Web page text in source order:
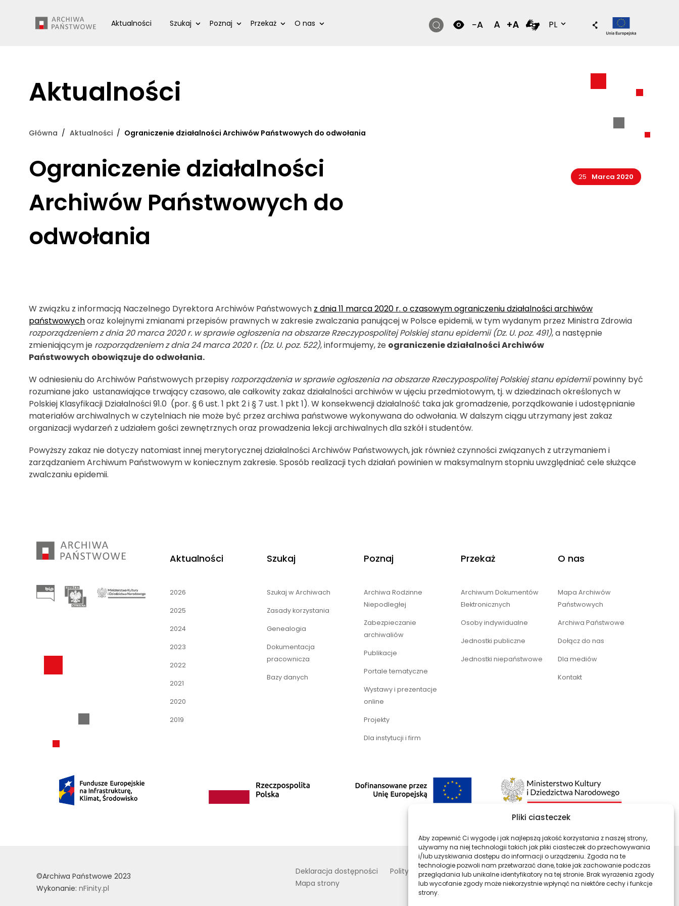
Pliki ciasteczek
Aby zapewnić Ci wygodę i jak najlepszą jakość korzystania z naszej strony,
używamy na niej technologii takich jak pliki ciasteczek do przechowywania
i/lub uzyskiwania dostępu do informacji o urządzeniu. Zgoda na te
technologie pozwoli nam przetwarzać dane, takie jak zachowanie podczas
przeglądania lub unikalne identyfikatory na tej stronie. Brak wyrażenia zgody
lub wycofanie zgody może niekorzystnie wpłynąć na niektóre cechy i funkcje
strony.
Aktualności Szukaj Poznaj Przekaż O nas Szukaj PLWersja polska
Aktualności
Główna Aktualności Ograniczenie działalności Archiwów Państwowych do odwołania
Ograniczenie działalności
Archiwów Państwowych do
odwołania
25 Marca 2020
W związku z informacją Naczelnego Dyrektora Archiwów Państwowych z dnia 11 marca 2020 r. o czasowym ograniczeniu działalności archiwów
państwowychoraz kolejnymi zmianami przepisów prawnych w zakresie zwalczania panującej w Polsce epidemii, w tym wydanym przez Ministra Zdrowia
rozporządzeniem z dnia 20 marca 2020 r. w sprawie ogłoszenia na obszarze Rzeczypospolitej Polskiej stanu epidemii (Dz. U. poz. 491), a następnie
zmieniającym je rozporządzeniem z dnia 24 marca 2020 r. (Dz. U. poz. 522), informujemy, że ograniczenie działalności Archiwów
Państwowych obowiązuje do odwołania.
W odniesieniu do Archiwów Państwowych przepisy rozporządzenia w sprawie ogłoszenia na obszarze Rzeczypospolitej Polskiej stanu epidemiipowinny być
rozumiane jako ustanawiające trwający czasowo, ale całkowity zakaz działalności archiwów w ujęciu przedmiotowym, tj. w dziedzinach określonych w
Polskiej Klasyfikacji Działalności 91.0 (por. § 6 ust. 1 pkt 2 i § 7 ust. 1 pkt 1). W konsekwencji działalność taka jak gromadzenie, porządkowanie i udostępnianie
materiałów archiwalnych w czytelniach nie może być przez archiwa państwowe wykonywana do odwołania. W dalszym ciągu utrzymany jest zakaz
organizacji wydarzeń z udziałem gości zewnętrznych oraz prowadzenia lekcji archiwalnych dla szkół i studentów.
Powyższy zakaz nie dotyczy natomiast innej merytorycznej działalności Archiwów Państwowych, jak również czynności związanych z utrzymaniem i
zarządzaniem Archiwum Państwowym w koniecznym zakresie. Sposób realizacji tych działań powinien w maksymalnym stopniu uwzględniać cele służące
zwalczaniu epidemii.
Aktualności
2026
2025
2024
2023
2022
2021
2020
2019
Szukaj
Szukaj w Archiwach
Zasady korzystania
Genealogia
Dokumentacja
pracownicza
Bazy danych
Poznaj
Archiwa Rodzinne
Niepodległej
Zabezpieczanie
archiwaliów
Publikacje
Portale tematyczne
Wystawy i prezentacje
online
Projekty
Dla instytucji i firm
Przekaż
Archiwum Dokumentów
Elektronicznych
Osoby indywidualne
Jednostki publiczne
Jednostki niepaństwowe
O nas
Mapa Archiwów
Państwowych
Archiwa Państwowe
Dołącz do nas
Dla mediów
Kontakt
©Archiwa Państwowe 2023
Wykonanie: nFinity.pl
Deklaracja dostępności
Polityka prywatności
Mapa strony
Profil Archiwa Państwowe w
Profil ArchiwaProfil Archiwa
Profil